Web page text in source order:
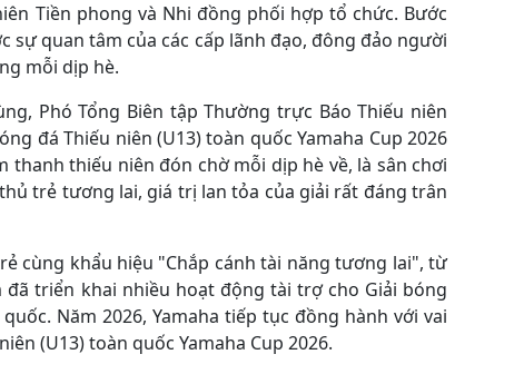
Tiền phong và Nhi đồng phối hợp tổ chức. Bước
sự quan tâm của các cấp lãnh đạo, đông đảo người
mỗi dịp hè.
Phó Tổng Biên tập Thường trực Báo Thiếu niên
đá Thiếu niên (U13) toàn quốc Yamaha Cup 2026
thiếu niên đón chờ mỗi dịp hè về, là sân chơi
trẻ tương lai, giá trị lan tỏa của giải rất đáng trân
cùng khẩu hiệu "Chắp cánh tài năng tương lai", từ
đã triển khai nhiều hoạt động tài trợ cho Giải bóng
Năm 2026, Yamaha tiếp tục đồng hành với vai
(U13) toàn quốc Yamaha Cup 2026.